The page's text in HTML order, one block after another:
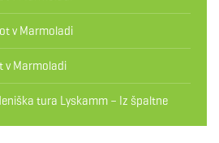
v Marmoladi
v Marmoladi
tura Lyskamm – Iz špaltne